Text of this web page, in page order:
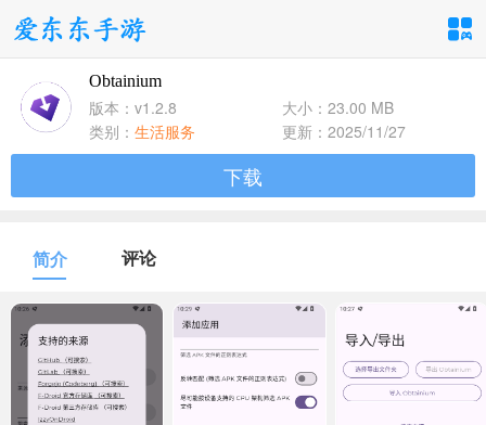
手游分类
卡牌回合
1百+款手游
1百+款手游
体育竞速
1百+款手游
冒险解谜
1百+款手游
1百+款手游
音乐舞蹈
Obtainium
版本：v1.2.8
大小：23.00 MB
类别： 生活服务 更新：2025/11/27
下载
简介 评论